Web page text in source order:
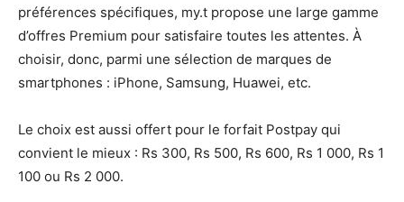
préférences spécifiques, my.t propose une large gamme
d’offres Premium pour satisfaire toutes les attentes. À
choisir, donc, parmi une sélection de marques de
smartphones : iPhone, Samsung, Huawei, etc.
Le choix est aussi offert pour le forfait Postpay qui
convient le mieux : Rs 300, Rs 500, Rs 600, Rs 1 000, Rs 1
100 ou Rs 2 000.